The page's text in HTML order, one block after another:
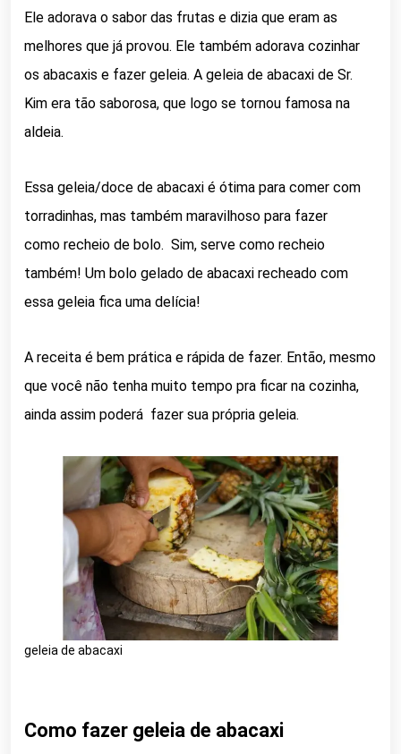
Ele adorava o sabor das frutas e dizia que eram as
melhores que já provou. Ele também adorava cozinhar
os abacaxis e fazer geleia. A geleia de abacaxi de Sr.
Kim era tão saborosa, que logo se tornou famosa na
aldeia.
Essa geleia/doce de abacaxi é ótima para comer com
torradinhas, mas também maravilhoso para fazer
como recheio de bolo. Sim, serve como recheio
também! Um bolo gelado de abacaxi recheado com
essa geleia fica uma delícia!
A receita é bem prática e rápida de fazer. Então, mesmo
que você não tenha muito tempo pra ficar na cozinha,
ainda assim poderá fazer sua própria geleia.
geleia de abacaxi
Como fazer geleia de abacaxi